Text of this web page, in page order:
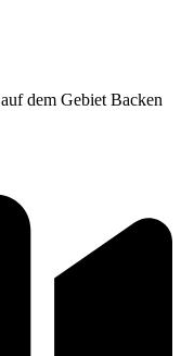
dem Gebiet Backen